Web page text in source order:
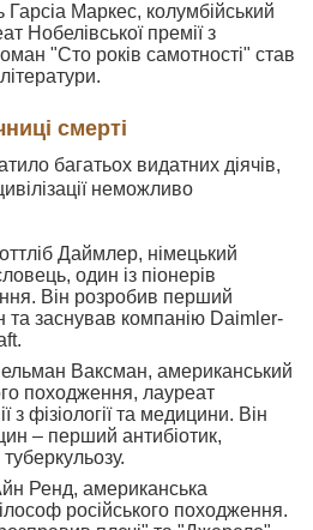
Гарсіа Маркес, колумбійський
Нобелівської премії з
"Сто років самотності" став
смерті
багатьох видатних діячів,
неможливо
Даймлер, німецький
один із піонерів
Він розробив перший
та заснував компанію Daimler-
Ваксман, американський
походження, лауреат
з фізіології та медицини. Він
– перший антибіотик,
Ренд, американська
російського походження.